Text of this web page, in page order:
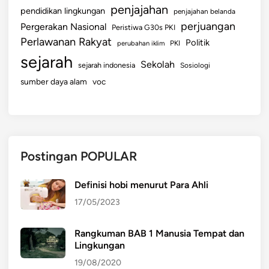
pendidikan lingkungan penjajahan penjajahan belanda
Pergerakan Nasional Peristiwa G30s PKI perjuangan
Perlawanan Rakyat perubahan iklim PKI Politik
sejarah sejarah indonesia Sekolah Sosiologi
sumber daya alam voc
Postingan POPULAR
Definisi hobi menurut Para Ahli
17/05/2023
Rangkuman BAB 1 Manusia Tempat dan
Lingkungan
19/08/2020